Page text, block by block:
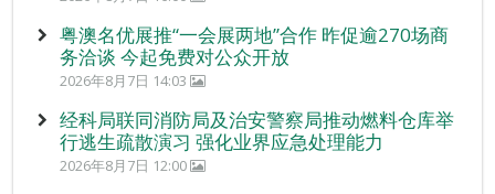
粤澳名优展推“一会展两地”合作 昨促逾270场商
务洽谈 今起免费对公众开放
2026年8月7日 14:03
经科局联同消防局及治安警察局推动燃料仓库举
行逃生疏散演习 强化业界应急处理能力
2026年8月7日 12:00